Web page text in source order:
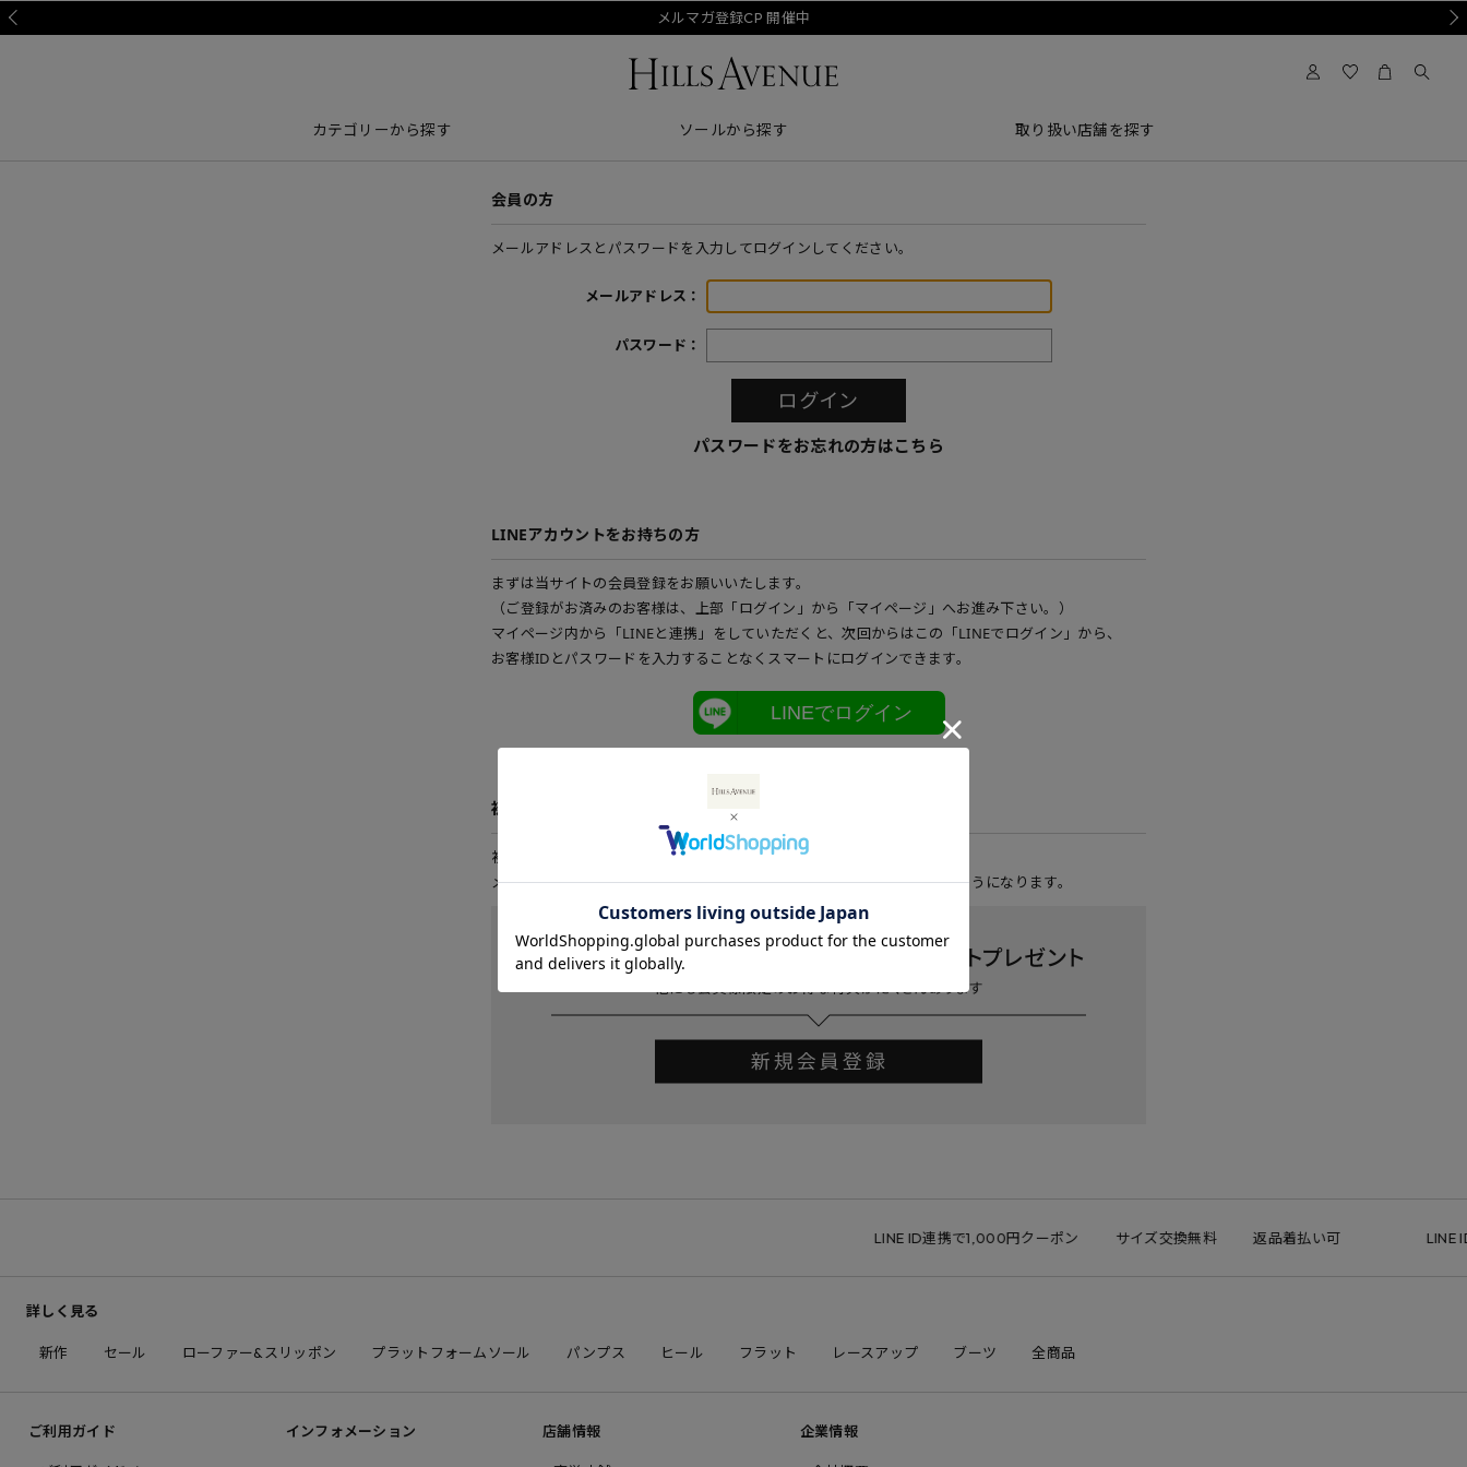
メルマガ登録CP 開催中
カテゴリーから探す ソールから探す 取り扱い店舗を探す
会員の方
メールアドレスとパスワードを入力してログインしてください。
メールアドレス：
パスワード：
パスワードをお忘れの方はこちら
LINEアカウントをお持ちの方
まずは当サイトの会員登録をお願いいたします。
（ご登録がお済みのお客様は、上部「ログイン」から「マイページ」へお進み下さい。）
マイページ内から「LINEと連携」をしていただくと、次回からはこの「LINEでログイン」から、
お客様IDとパスワードを入力することなくスマートにログインできます。
LINEでログイン
初めてご利用の方
初めてご利用のお客様は、こちらから会員登録を行って下さい。
メールアドレスとパスワードを登録しておくと便利にお買い物ができるようになります。
LINE ID連携で1,000円クーポン サイズ交換無料 返品着払い可 LINE ID連
詳しく見る
新作 セール ローファー&スリッポン プラットフォームソール パンプス ヒール フラット レースアップ ブーツ 全商品
ご利用ガイド インフォメーション 店舗情報 企業情報